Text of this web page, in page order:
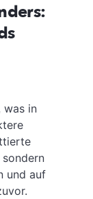
was in
und auf